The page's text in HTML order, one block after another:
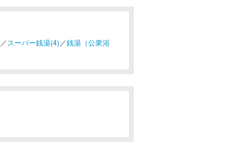
／ スーパー銭湯(4) ／銭湯（公衆浴